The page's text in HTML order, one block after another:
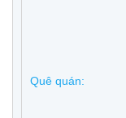
Quê quán: